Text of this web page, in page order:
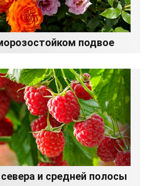
подвое
и средней полосы